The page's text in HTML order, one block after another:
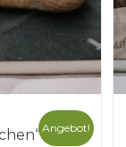
Angebot!